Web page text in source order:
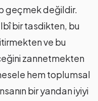
geçmek değildir.
bir tasdikten, bu
ve bu
zannetmekten
hem toplumsal
bir yandan iyiyi